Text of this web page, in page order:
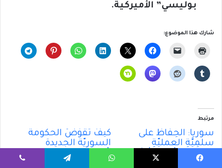
بوليسي” الأميركية.
شارك هذا الموضوع:
مرتبط
سوريا: الحِفاظُ على
سلمِيَّةِ العمليّةِ
الانتقالية أصبَحَ أكثرَ
تَعقِيدًا
كَيفَ تُقَوِّضُ الحكومةُ
السوريّة الجديدة
حُكمَها؟
2025/08/04